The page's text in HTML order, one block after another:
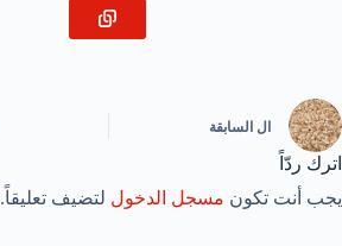
ال السابقة
اترك ردّاً
يجب أنت تكون مسجل الدخول لتضيف تعليقاً.